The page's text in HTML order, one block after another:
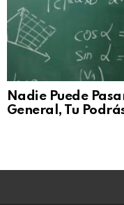
Nadie Puede
General, Tu